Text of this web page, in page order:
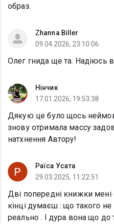
образ.
Zhanna Biller
09.04.2026, 23:10:06
Олег гнида ще та. Надіюсь
Нінчик
17.01.2026, 19:53:38
Дякую це було щось
знову отримала массу
натхнення Автору!
Раїса Усата
29.03.2025, 11:22:51
Дві попередні книжки
кінці думаєш : що такого
реально . І дура вона що